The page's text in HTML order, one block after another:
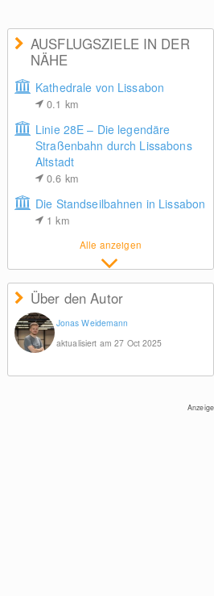
AUSFLUGSZIELE IN DER
NÄHE
Kathedrale von Lissabon
0.1 km
Linie 28E – Die legendäre
Straßenbahn durch Lissabons
Altstadt
0.6 km
Die Standseilbahnen in Lissabon
1km
Alle anzeigen
Über den Autor
Jonas Weidemann
aktualisiert am 27 Oct 2025
Anzeige